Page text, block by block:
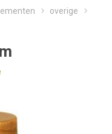
overige